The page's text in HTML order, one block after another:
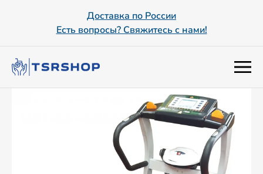
Доставка по России
Есть вопросы? Свяжитесь с нами!